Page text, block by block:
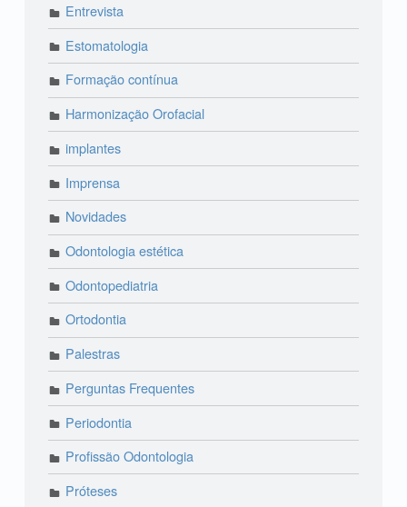
Entrevista
Estomatologia
Formação contínua
Harmonização Orofacial
implantes
Imprensa
Novidades
Odontologia estética
Odontopediatria
Ortodontia
Palestras
Perguntas Frequentes
Periodontia
Profissão Odontologia
Próteses